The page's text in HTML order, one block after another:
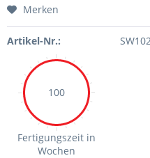
Merken
Artikel-Nr.:
100
Fertigungszeit in
Wochen